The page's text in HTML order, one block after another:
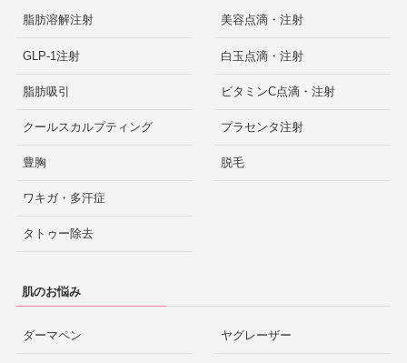
脂肪溶解注射
GLP-1注射
脂肪吸引
クールスカルプティング
豊胸
ワキガ・多汗症
タトゥー除去
美容点滴・注射
白玉点滴・注射
ビタミンC点滴・注射
プラセンタ注射
脱毛
肌のお悩み
ダーマペン ヤグレーザー